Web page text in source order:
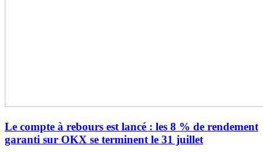
Le compte à rebours est lancé : les 8 % de rendement
garanti sur OKX se terminent le 31 juillet